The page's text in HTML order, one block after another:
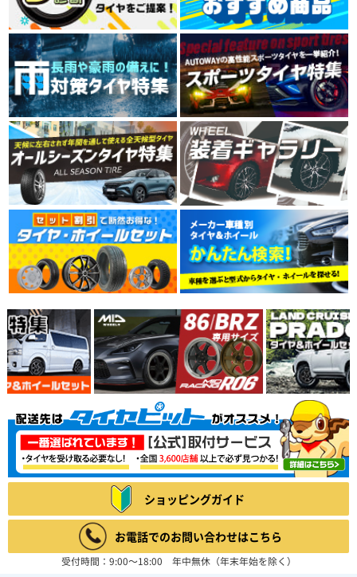
ショッピングガイド
お電話でのお問い合わせはこちら
受付時間：9:00～18:00 年中無休（年末年始を除く）